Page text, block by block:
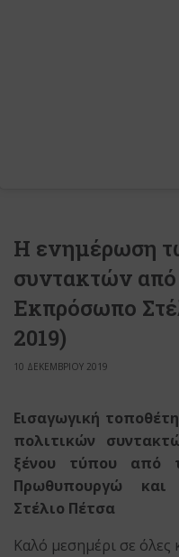
Η ενημέρωση
συντακτών
Εκπρόσωπο
2019)
10 ΔΕΚΕΜΒΡΙΟΥ 2019
Εισαγωγική
πολιτικών
ξένου τύπου από
Πρωθυπουργώ και
Στέλιο Πέτσα
Καλό μεσημέρι σε όλες